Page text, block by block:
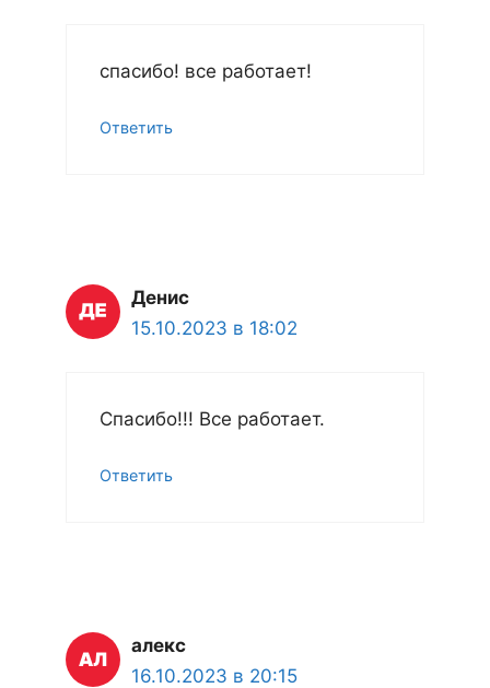
спасибо! все работает!
Ответить
Денис
15.10.2023 в 18:02
Спасибо!!! Все работает.
Ответить
алекс
16.10.2023 в 20:15